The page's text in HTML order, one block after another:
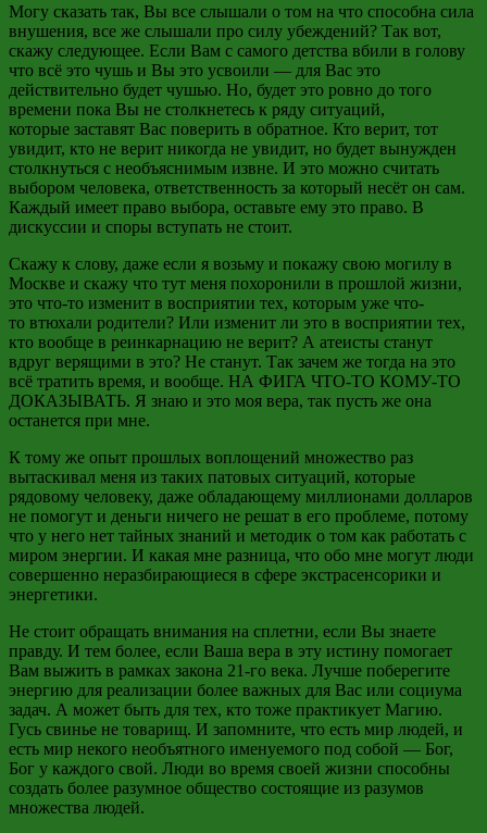
Могу сказать так, Вы все слышали о том на что способна сила
внушения, все же слышали про силу убеждений? Так вот,
скажу следующее. Если Вам с самого детства вбили в голову
что всё это чушь и Вы это усвоили — для Вас это
действительно будет чушью. Но, будет это ровно до того
времени пока Вы не столкнетесь к ряду ситуаций,
которые заставят Вас поверить в обратное. Кто верит, тот
увидит, кто не верит никогда не увидит, но будет вынужден
столкнуться с необъяснимым извне. И это можно считать
выбором человека, ответственность за который несёт он сам.
Каждый имеет право выбора, оставьте ему это право. В
дискуссии и споры вступать не стоит.
Скажу к слову, даже если я возьму и покажу свою могилу в
Москве и скажу что тут меня похоронили в прошлой жизни,
это что-то изменит в восприятии тех, которым уже что-
то втюхали родители? Или изменит ли это в восприятии тех,
кто вообще в реинкарнацию не верит? А атеисты станут
вдруг верящими в это? Не станут. Так зачем же тогда на это
всё тратить время, и вообще. НА ФИГА ЧТО-ТО КОМУ-ТО
ДОКАЗЫВАТЬ. Я знаю и это моя вера, так пусть же она
останется при мне.
К тому же опыт прошлых воплощений множество раз
вытаскивал меня из таких патовых ситуаций, которые
рядовому человеку, даже обладающему миллионами долларов
не помогут и деньги ничего не решат в его проблеме, потому
что у него нет тайных знаний и методик о том как работать с
миром энергии. И какая мне разница, что обо мне могут люди
совершенно неразбирающиеся в сфере экстрасенсорики и
энергетики.
Не стоит обращать внимания на сплетни, если Вы знаете
правду. И тем более, если Ваша вера в эту истину помогает
Вам выжить в рамках закона 21-го века. Лучше поберегите
энергию для реализации более важных для Вас или социума
задач. А может быть для тех, кто тоже практикует Магию.
Гусь свинье не товарищ. И запомните, что есть мир людей, и
есть мир некого необъятного именуемого под собой — Бог,
Бог у каждого свой. Люди во время своей жизни способны
создать более разумное общество состоящие из разумов
множества людей.